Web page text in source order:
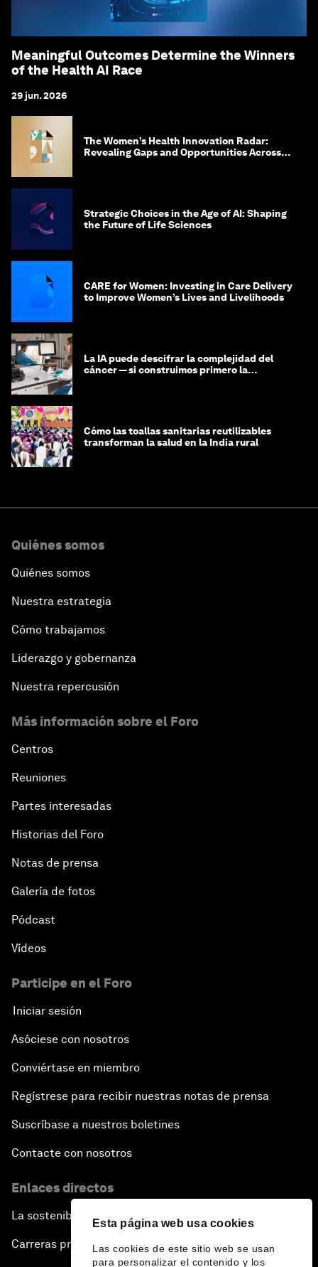
Esta página web usa cookies
Las cookies de este sitio web se usan
para personalizar el contenido y los
Meaningful Outcomes Determine the Winners
of the Health AI Race
29 jun. 2026
The Women’s Health Innovation Radar:
Revealing Gaps and Opportunities Across
Strategic Choices in the Age of AI: Shaping
the Future of Life Sciences
CARE for Women: Investing in Care Delivery
to Improve Women’s Lives and Livelihoods
La IA puede descifrar la complejidad del
cáncer — si construimos primero la
Cómo las toallas sanitarias reutilizables
transforman la salud en la India rural
Quiénes somos
Quiénes somos
Nuestra estrategia
Cómo trabajamos
Liderazgo y gobernanza
Nuestra repercusión
Más información sobre el Foro
Centros
Reuniones
Partes interesadas
Historias del Foro
Notas de prensa
Galería de fotos
Pódcast
Vídeos
Participe en el Foro
Iniciar sesión
Asóciese con nosotros
Conviértase en miembro
Regístrese para recibir nuestras notas de prensa
Suscríbase a nuestros boletines
Contacte con nosotros
Enlaces directos
La sostenibilidad en el Foro
Carreras profesionales